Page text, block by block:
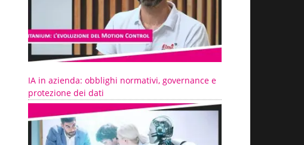
IA in azienda: obblighi normativi, governance e
protezione dei dati